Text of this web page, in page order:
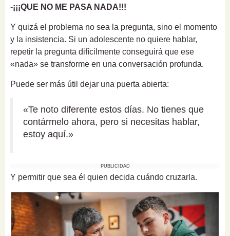
-¡¡¡QUE NO ME PASA NADA!!!
Y quizá el problema no sea la pregunta, sino el momento
y la insistencia. Si un adolescente no quiere hablar,
repetir la pregunta difícilmente conseguirá que ese
«nada» se transforme en una conversación profunda.
Puede ser más útil dejar una puerta abierta:
«Te noto diferente estos días. No tienes que
contármelo ahora, pero si necesitas hablar,
estoy aquí.»
PUBLICIDAD
Y permitir que sea él quien decida cuándo cruzarla.